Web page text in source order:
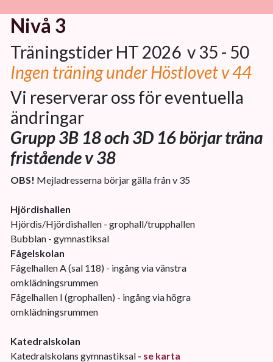
Nivå 3
Träningstider HT 2026 v 35 - 50
Ingen träning under Höstlovet v 44
Vi reserverar oss för eventuella
ändringar
Grupp 3B 18 och 3D 16 börjar träna
fristående v 38
OBS! Mejladresserna börjar gälla från v 35
Hjördishallen
Hjördis/Hjördishallen - grophall/trupphallen
Bubblan - gymnastiksal
Fågelskolan
Fågelhallen A (sal 118) - ingång via vänstra
omklädningsrummen
Fågelhallen I (grophallen) - ingång via högra
omklädningsrummen
Katedralskolan
Katedralskolans gymnastiksal - se karta